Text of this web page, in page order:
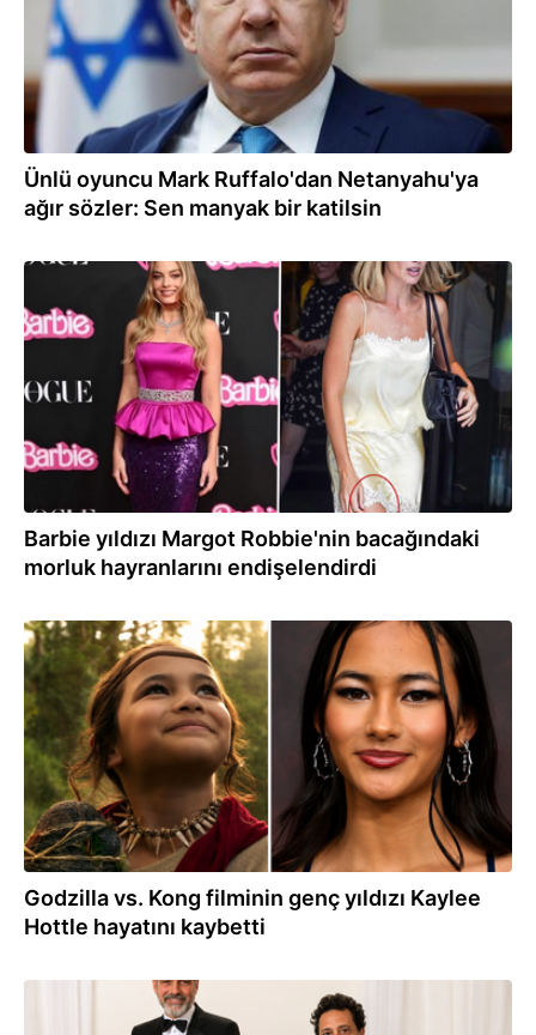
Ünlü oyuncu Mark Ruffalo'dan Netanyahu'ya
ağır sözler: Sen manyak bir katilsin
Barbie yıldızı Margot Robbie'nin bacağındaki
morluk hayranlarını endişelendirdi
21.07.2026
Godzilla vs. Kong filminin genç yıldızı Kaylee
Hottle hayatını kaybetti